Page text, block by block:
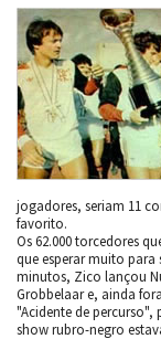
jogadores, seriam 11
favorito.
Os 62.000 torcedores
que esperar muito para
minutos, Zico lançou
Grobbelaar e, ainda
"Acidente de percurso",
show rubro-negro